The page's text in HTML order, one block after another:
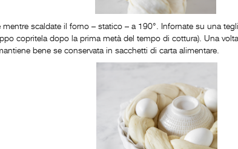
scaldate il forno – statico – a 190°. Infornate su una
copritela dopo la prima metà del tempo di cottura). Una
bene se conservata in sacchetti di carta alimentare.